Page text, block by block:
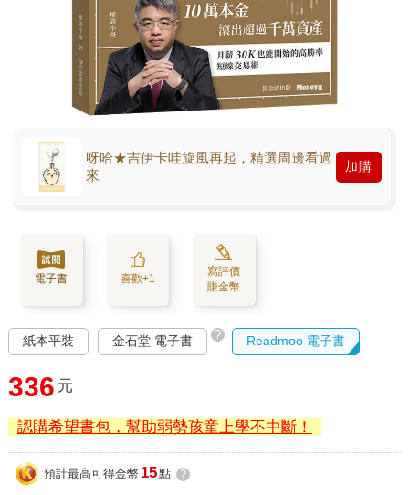
呀哈★吉伊卡哇旋風再起，精選周邊看過
來
加購
電子書 喜歡+1
寫評價
賺金幣
紙本平裝 金石堂 電子書 ? Readmoo 電子書
336 元
認購希望書包，幫助弱勢孩童上學不中斷！
預計最高可得金幣 15點 ?